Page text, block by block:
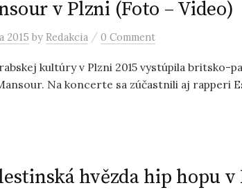
v Plzni (Foto – Video)
2015 by Redakcia / 0 Comment
kultúry v Plzni 2015 vystúpila britsko-
Na koncerte sa zúčastnili aj rapperi
hvězda hip hopu v